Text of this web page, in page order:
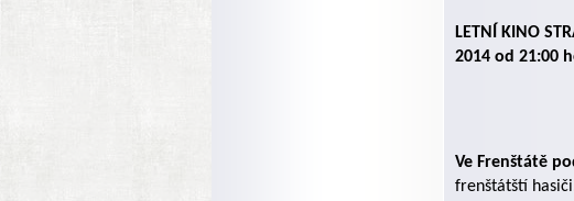
LETNÍ KINO
2014 od 21:00
Ve Frenštátě
frenštátští